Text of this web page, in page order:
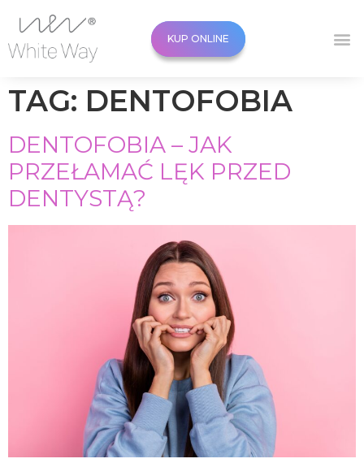
KUP ONLINE
TAG: DENTOFOBIA
DENTOFOBIA – JAK
PRZEŁAMAĆ LĘK PRZED
DENTYSTĄ?